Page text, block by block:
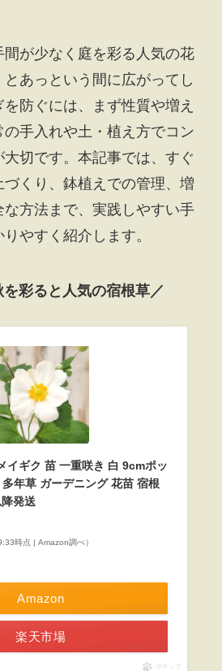
間が少なく庭を彩る人気の花
あっという間に広がってし
防ぐには、まず性質や増え
手入れや土・植え方でコン
大切です。本記事では、すぐ
くり、鉢植えでの管理、増
方法まで、実践しやすい手
やすく紹介します。
彩ると人気の宿根草／
イギク 苗 一重咲き 白 9cmポッ
多年草 ガーデニング 花苗 宿根
発送
時点 | Amazon調べ）
Amazon
楽天市場
ポチップ